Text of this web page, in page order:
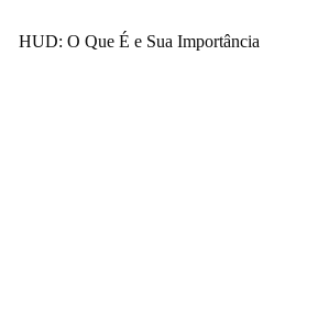
HUD: O Que É e Sua Importância